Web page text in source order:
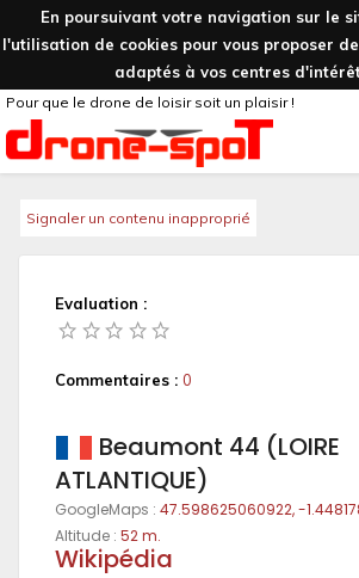
En poursuivant votre navigation sur le
l'utilisation de cookies pour vous proposer
adaptés à vos centres
Pour que le drone de loisir soit un plaisir !
Signaler un contenu inapproprié
Evaluation :
Commentaires : 0
Beaumont 44 (LOIRE
ATLANTIQUE)
GoogleMaps : 47.598625060922, -
Altitude : 52 m.
Wikipédia